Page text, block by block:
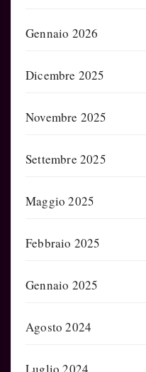
Gennaio 2026
Dicembre 2025
Novembre 2025
Settembre 2025
Maggio 2025
Febbraio 2025
Gennaio 2025
Agosto 2024
Luglio 2024